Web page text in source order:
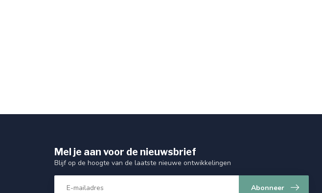
Mel je aan voor de nieuwsbrief
Blijf op de hoogte van de laatste nieuwe ontwikkelingen
Abonneer